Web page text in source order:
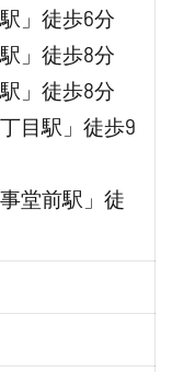
」徒歩6分
」徒歩8分
」徒歩8分
目駅」徒歩9
堂前駅」徒